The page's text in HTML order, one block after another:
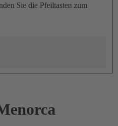
Sie die Pfeiltasten zum